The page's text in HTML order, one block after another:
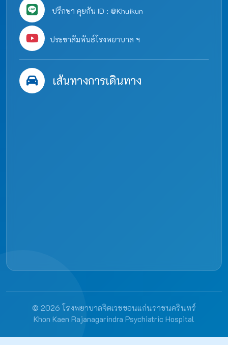
ปรึกษา คุยกัน ID : @Khuikun
ประชาสัมพันธ์โรงพยาบาล ฯ
เส้นทางการเดินทาง
© 2026 โรงพยาบาลจิตเวชขอนแก่นราชนครินทร์
Khon Kaen Rajanagarindra Psychiatric Hospital